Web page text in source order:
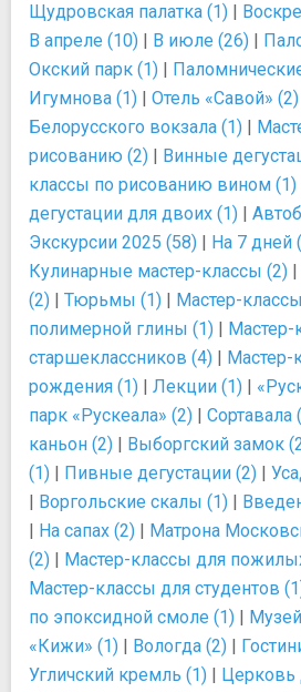
Щудровская палатка (1) |
В апреле (10) | В июле (26) |
Окский парк (1) |
Игумнова (1) | Отель «Савой» (2)
Белорусского вокзала (1) |
рисованию (2) | Винные
классы по рисованию вином (1)
дегустации для двоих (1) |
Экскурсии 2025 (58) | На 7 дней
Кулинарные мастер-классы (2) |
(2) | Тюрьмы (1) | Мастер-
полимерной глины (1) | Мастер-
старшеклассников (4) | Мастер-
рождения (1) | Лекции (1) |
парк «Рускеала» (2) | Сортавала
каньон (2) | Выборгский замок
(1) | Пивные дегустации (2) |
| Воргольские скалы (1) |
| На сапах (2) | Матрона
(2) | Мастер-классы для
Мастер-классы для студентов
по эпоксидной смоле (1) |
«Кижи» (1) | Вологда (2) |
Угличский кремль (1) | Церковь